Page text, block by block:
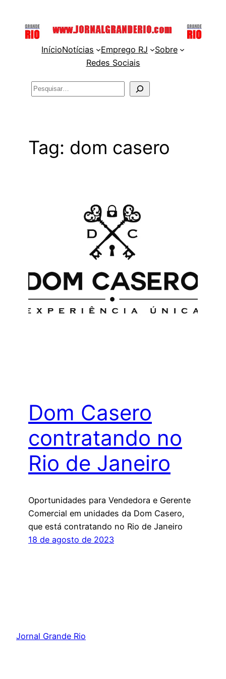
InícioNotícias Emprego RJ
Sobre
Redes Sociais
Pesquisar
Tag: dom casero
Dom Casero
contratando no
Rio de Janeiro
Oportunidades para Vendedora e Gerente
Comercial em unidades da Dom Casero,
que está contratando no Rio de Janeiro
18 de agosto de 2023
Jornal Grande Rio